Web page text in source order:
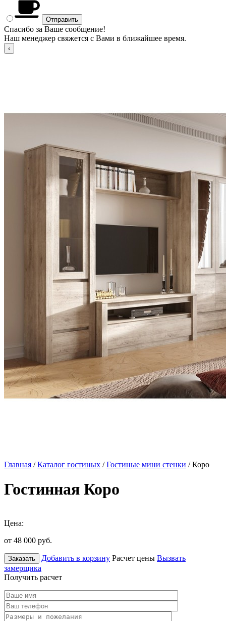
Спасибо за Ваше сообщение!
Наш менеджер свяжется с Вами в ближайшее время.
Главная /Каталог гостиных /Гостиные мини стенки / Коро
Гостинная Коро
Цена:
от 48 000 руб.
Заказать Добавить в корзину Расчет цены Вызвать
замерщика
Получить расчет